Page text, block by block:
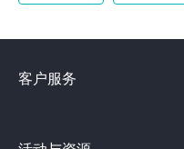
客户服务